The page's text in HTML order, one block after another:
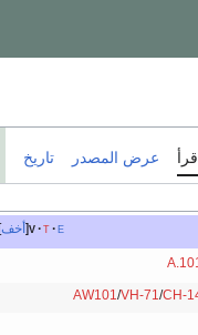
عرض المصدر تاريخ
أخف v t e
A.101
AW101 /VH-71 /CH-